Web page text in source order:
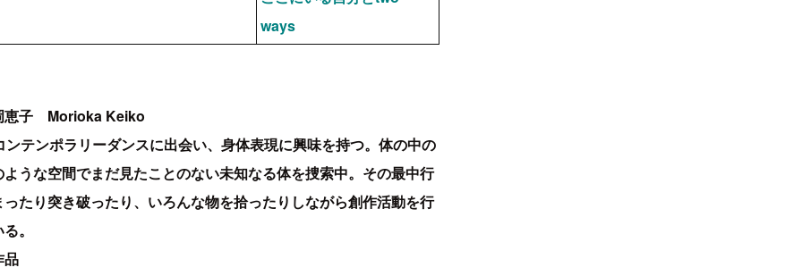
ways
子 Morioka Keiko
ンテンポラリーダンスに出会い、身体表現に興味を持つ。体の中の
ような空間でまだ見たことのない未知なる体を捜索中。その最中行
ったり突き破ったり、いろんな物を拾ったりしながら創作活動を行
。
品